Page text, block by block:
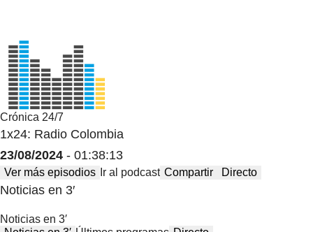
Crónica 24/7
1x24: Radio Colombia
23/08/2024 - 01:38:13
Ver más episodios Ir al podcast Compartir Directo
Noticias en 3′
Noticias en 3′